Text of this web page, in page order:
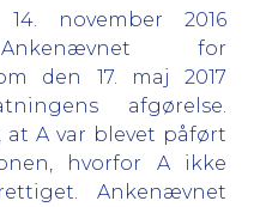
november 2016
for
den 17. maj 2017
afgørelse.
A var blevet påført
hvorfor A ikke
Ankenævnet